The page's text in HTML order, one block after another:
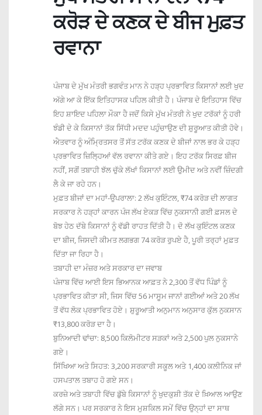
ਕਰੋੜ ਦੇ ਕਣਕ ਦੇ ਬੀਜ ਮੁਫ਼ਤ
ਰਵਾਨਾ
ਪੰਜਾਬ ਦੇ ਮੁੱਖ ਮੰਤਰੀ ਭਗਵੰਤ ਮਾਨ ਨੇ ਹੜ੍ਹ ਪ੍ਰਭਾਵਿਤ ਕਿਸਾਨਾਂ ਲਈ ਖੁਦ
ਅੱਗੇ ਆ ਕੇ ਇੱਕ ਇਤਿਹਾਸਕ ਪਹਿਲ ਕੀਤੀ ਹੈ। ਪੰਜਾਬ ਦੇ ਇਤਿਹਾਸ ਵਿੱਚ
ਇਹ ਸ਼ਾਇਦ ਪਹਿਲਾ ਮੌਕਾ ਹੈ ਜਦੋਂ ਕਿਸੇ ਮੁੱਖ ਮੰਤਰੀ ਨੇ ਖੁਦ ਟਰੱਕਾਂ ਨੂੰ ਹਰੀ
ਝੰਡੀ ਦੇ ਕੇ ਕਿਸਾਨਾਂ ਤੱਕ ਸਿੱਧੀ ਮਦਦ ਪਹੁੰਚਾਉਣ ਦੀ ਸ਼ੁਰੂਆਤ ਕੀਤੀ ਹੋਵੇ।
ਐਤਵਾਰ ਨੂੰ ਅੰਮ੍ਰਿਤਸਰ ਤੋਂ ਸੱਤ ਟਰੱਕ ਕਣਕ ਦੇ ਬੀਜਾਂ ਨਾਲ ਭਰ ਕੇ ਹੜ੍ਹ
ਪ੍ਰਭਾਵਿਤ ਜ਼ਿਲ੍ਹਿਆਂ ਵੱਲ ਰਵਾਨਾ ਕੀਤੇ ਗਏ। ਇਹ ਟਰੱਕ ਸਿਰਫ਼ ਬੀਜ
ਨਹੀਂ, ਸਗੋਂ ਤਬਾਹੀ ਝੱਲ ਚੁੱਕੇ ਲੱਖਾਂ ਕਿਸਾਨਾਂ ਲਈ ਉਮੀਦ ਅਤੇ ਨਵੀਂ ਜ਼ਿੰਦਗੀ
ਲੈ ਕੇ ਜਾ ਰਹੇ ਹਨ।
ਮੁਫ਼ਤ ਬੀਜਾਂ ਦਾ ਮਹਾਂ-ਉਪਰਾਲਾ: 2 ਲੱਖ ਕੁਇੰਟਲ, ₹74 ਕਰੋੜ ਦੀ ਲਾਗਤ
ਸਰਕਾਰ ਨੇ ਹੜ੍ਹਾਂ ਕਾਰਨ ਪੰਜ ਲੱਖ ਏਕੜ ਵਿੱਚ ਨੁਕਸਾਨੀ ਗਈ ਫ਼ਸਲ ਦੇ
ਬੋਝ ਹੇਠ ਦੱਬੇ ਕਿਸਾਨਾਂ ਨੂੰ ਵੱਡੀ ਰਾਹਤ ਦਿੱਤੀ ਹੈ। ਦੋ ਲੱਖ ਕੁਇੰਟਲ ਕਣਕ
ਦਾ ਬੀਜ, ਜਿਸਦੀ ਕੀਮਤ ਲਗਭਗ 74 ਕਰੋੜ ਰੁਪਏ ਹੈ, ਪੂਰੀ ਤਰ੍ਹਾਂ ਮੁਫ਼ਤ
ਦਿੱਤਾ ਜਾ ਰਿਹਾ ਹੈ।
ਤਬਾਹੀ ਦਾ ਮੰਜ਼ਰ ਅਤੇ ਸਰਕਾਰ ਦਾ ਜਵਾਬ
ਪੰਜਾਬ ਵਿੱਚ ਆਈ ਇਸ ਭਿਆਨਕ ਆਫ਼ਤ ਨੇ 2,300 ਤੋਂ ਵੱਧ ਪਿੰਡਾਂ ਨੂੰ
ਪ੍ਰਭਾਵਿਤ ਕੀਤਾ ਸੀ, ਜਿਸ ਵਿੱਚ 56 ਮਾਸੂਮ ਜਾਨਾਂ ਗਈਆਂ ਅਤੇ 20 ਲੱਖ
ਤੋਂ ਵੱਧ ਲੋਕ ਪ੍ਰਭਾਵਿਤ ਹੋਏ। ਸ਼ੁਰੂਆਤੀ ਅਨੁਮਾਨ ਅਨੁਸਾਰ ਕੁੱਲ ਨੁਕਸਾਨ
₹13,800 ਕਰੋੜ ਦਾ ਹੈ।
ਬੁਨਿਆਦੀ ਢਾਂਚਾ: 8,500 ਕਿਲੋਮੀਟਰ ਸੜਕਾਂ ਅਤੇ 2,500 ਪੁਲ ਨੁਕਸਾਨੇ
ਗਏ।
ਸਿੱਖਿਆ ਅਤੇ ਸਿਹਤ: 3,200 ਸਰਕਾਰੀ ਸਕੂਲ ਅਤੇ 1,400 ਕਲੀਨਿਕ ਜਾਂ
ਹਸਪਤਾਲ ਤਬਾਹ ਹੋ ਗਏ ਸਨ।
ਕਰਜ਼ੇ ਅਤੇ ਤਬਾਹੀ ਵਿੱਚ ਡੁੱਬੇ ਕਿਸਾਨਾਂ ਨੂੰ ਖੁਦਕੁਸ਼ੀ ਤੱਕ ਦੇ ਖ਼ਿਆਲ ਆਉਣ
ਲੱਗੇ ਸਨ। ਪਰ ਸਰਕਾਰ ਨੇ ਇਸ ਮੁਸ਼ਕਿਲ ਸਮੇਂ ਵਿੱਚ ਉਨ੍ਹਾਂ ਦਾ ਸਾਥ